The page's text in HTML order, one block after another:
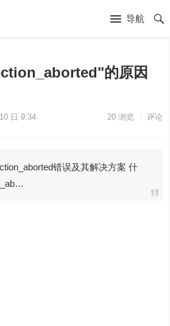
导航
的原因
日 9:34 20浏览 评论
错误及其解决方案 什